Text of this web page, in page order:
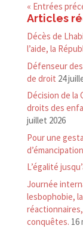
« Entrées
Articles
Décès de
l’aide, la
Défenseur
de droit 24
Décision de la
droits des
juillet 2026
Pour une
L’égalité
Journée
lesbophobie,
conquêtes. 16